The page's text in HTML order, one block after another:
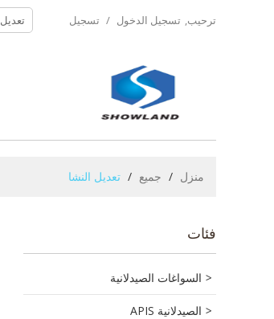
ترحيب, تسجيل الدخول / تسجيل
منزل / جميع / تعديل النشا
فئات
السواغات الصيدلانية
الصيدلانية APIS